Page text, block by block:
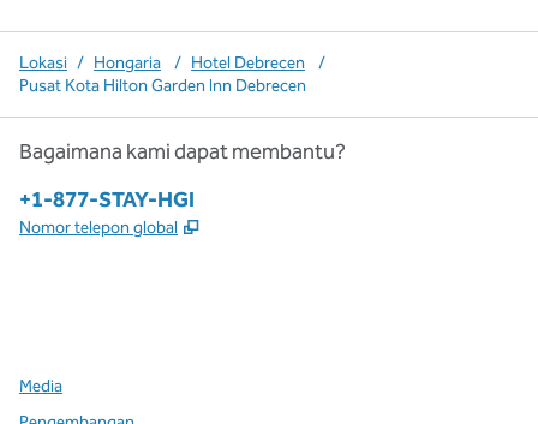
Lokasi / Hongaria / Hotel Debrecen
/
Pusat Kota Hilton Garden Inn Debrecen
Bagaimana kami dapat membantu?
Telepon:
+1-877-STAY-HGI
Nomor telepon global ,
Media